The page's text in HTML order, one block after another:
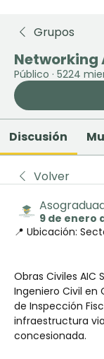
Grupos
Networking
Público · 5224
Discusión
Volver
9 de enero
📍 Ubicación:
Obras Civiles AIC
Ingeniero Civil en
de Inspección
infraestructura
concesionada.